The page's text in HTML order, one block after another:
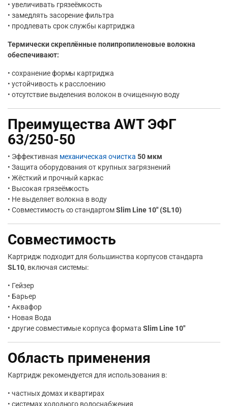
• увеличивать грязеёмкость
• замедлять засорение фильтра
• продлевать срок службы картриджа
Термически скреплённые полипропиленовые волокна
обеспечивают:
• сохранение формы картриджа
• устойчивость к расслоению
• отсутствие выделения волокон в очищенную воду
Преимущества AWT ЭФГ
63/250-50
• Эффективная механическая очистка 50 мкм
• Защита оборудования от крупных загрязнений
• Жёсткий и прочный каркас
• Высокая грязеёмкость
• Не выделяет волокна в воду
• Совместимость со стандартомSlim Line 10″ (SL10)
Совместимость
Картридж подходит для большинства корпусов стандарта
SL10, включая системы:
• Гейзер
• Барьер
• Аквафор
• Новая Вода
• другие совместимые корпуса формата Slim Line 10″
Область применения
Картридж рекомендуется для использования в:
• частных домах и квартирах
• системах холодного водоснабжения